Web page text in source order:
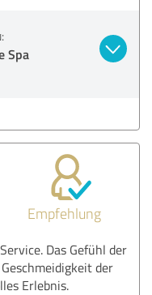
Spa
Empfehlung
Das Gefühl der
der
Erlebnis.